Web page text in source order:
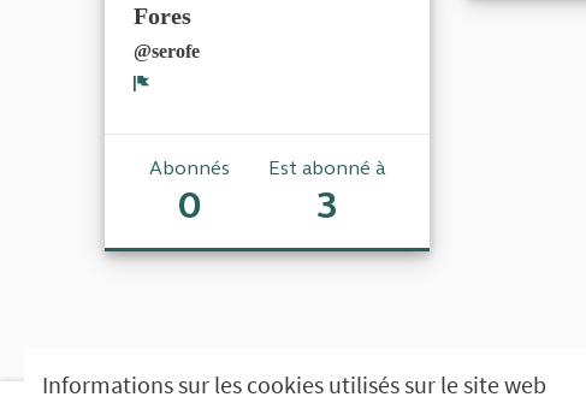
Informations sur les cookies utilisés sur le site web
Fores
@serofe
Abonnés
0
Est abonné à
3